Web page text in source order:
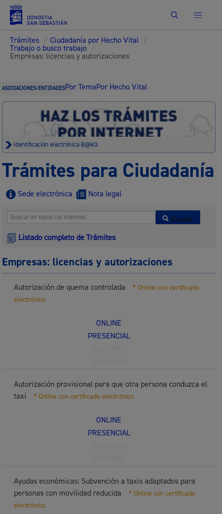
Buscar
Trámites / Ciudadanía por Hecho Vital /
Trabajo o busco trabajo /
Empresas: licencias y autorizaciones
ASOCIACIONES-ENTIDADESPor TemaPor Hecho Vital
Identificación electrónica B@kQ
Trámites para Ciudadanía
Sede electrónica Nota legal
Buscar
Listado completo de Trámites
Empresas: licencias y autorizaciones
Autorización de quema controlada
* Online con certificado
electrónico
ONLINE
PRESENCIAL
Autorización provisional para que otra persona conduzca el
taxi
* Online con certificado electrónico
ONLINE
PRESENCIAL
Ayudas económicas: Subvención a taxis adaptados para
personas con movilidad reducida
* Online con certificado
electrónico